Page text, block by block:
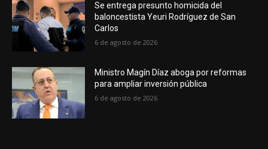
Se entrega presunto homicida del
baloncestista Yeuri Rodríguez de San
Carlos
6 de agosto de 2026
Ministro Magín Díaz aboga por reformas
para ampliar inversión pública
6 de agosto de 2026